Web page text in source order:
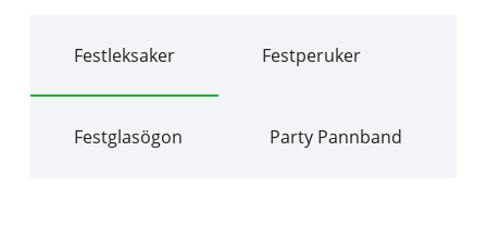
Festleksaker Festperuker
Festglasögon Party Pannband